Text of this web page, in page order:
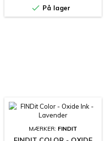
 På lager
MÆRKER: FINDIT